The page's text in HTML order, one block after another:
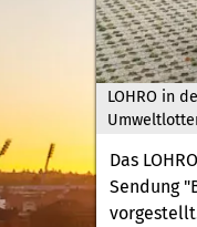
LOHRO in
Das
Sendung